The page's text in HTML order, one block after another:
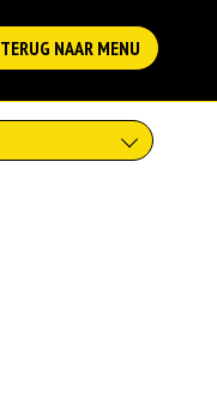
TERUG NAAR MENU